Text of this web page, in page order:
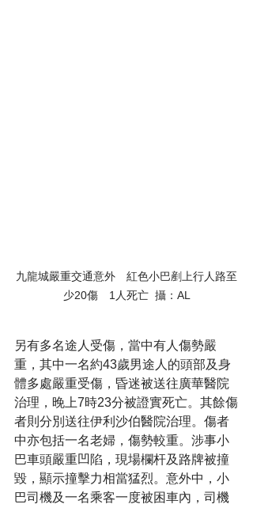
九龍城嚴重交通意外　紅色小巴剷上行人路至
少20傷　1人死亡  攝：AL
另有多名途人受傷，當中有人傷勢嚴
重，其中一名約43歲男途人的頭部及身
體多處嚴重受傷，昏迷被送往廣華醫院
治理，晚上7時23分被證實死亡。其餘傷
者則分別送往伊利沙伯醫院治理。傷者
中亦包括一名老婦，傷勢較重。涉事小
巴車頭嚴重凹陷，現場欄杆及路牌被撞
毀，顯示撞擊力相當猛烈。意外中，小
巴司機及一名乘客一度被困車內，司機